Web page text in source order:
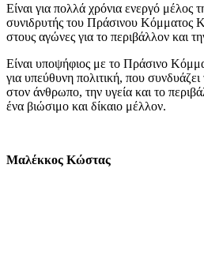
Είναι για πολλά χρόνια ενεργό μέλος
συνιδρυτής του Πράσινου Κόμματος
στους αγώνες για το περιβάλλον και
Είναι υποψήφιος με το Πράσινο Κόμμα
για υπεύθυνη πολιτική, που
στον άνθρωπο, την υγεία και το
ένα βιώσιμο και δίκαιο μέλλον.
Μαλέκκος Κώστας